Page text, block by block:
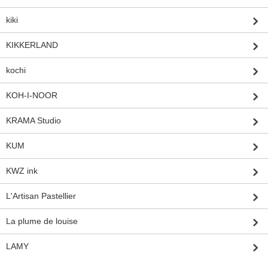
kiki
KIKKERLAND
kochi
KOH-I-NOOR
KRAMA Studio
KUM
KWZ ink
L'Artisan Pastellier
La plume de louise
LAMY